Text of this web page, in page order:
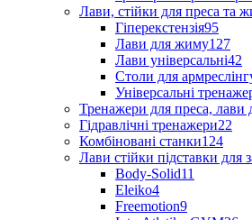
Лави, стійки для преса та
Гіперекстензія95
Лави для жиму127
Лави універсальні42
Столи для
Універсальні
Тренажери для преса, лави
Гідравлічні тренажери22
Комбіновані станки124
Лави стійки підставки для
Body-Solid11
Eleiko4
Freemotion9